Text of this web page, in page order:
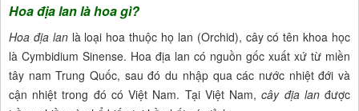
Hoa địa lan là hoa gì?
Hoa địa lan là loại hoa thuộc họ lan (Orchid), cây có tên khoa học
là Cymbidium Sinense. Hoa địa lan có nguồn gốc xuất xứ từ miền
tây nam Trung Quốc, sau đó du nhập qua các nước nhiệt đới và
cận nhiệt trong đó có Việt Nam. Tại Việt Nam,cây địa lanđược